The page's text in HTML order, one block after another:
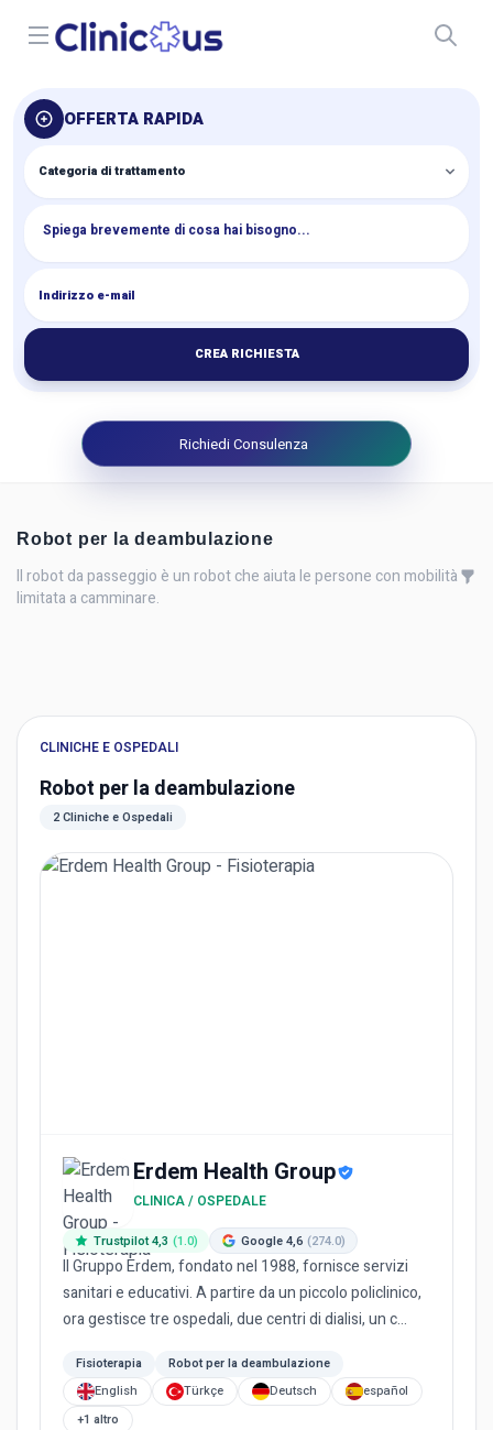
Open menu
OFFERTA RAPIDA
CREA RICHIESTA
Richiedi Consulenza
Robot per la deambulazione
Il robot da passeggio è un robot che aiuta le persone con mobilità
limitata a camminare.
CLINICHE E OSPEDALI
Robot per la deambulazione
2 Cliniche e Ospedali
Erdem Health Group
CLINICA / OSPEDALE
Trustpilot 4,3 (1.0) Google 4,6 (274.0)
Il Gruppo Erdem, fondato nel 1988, fornisce servizi
sanitari e educativi. A partire da un piccolo policlinico,
ora gestisce tre ospedali, due centri di dialisi, un c...
Fisioterapia
Robot per la deambulazione
English
Türkçe Deutsch
español
+1 altro